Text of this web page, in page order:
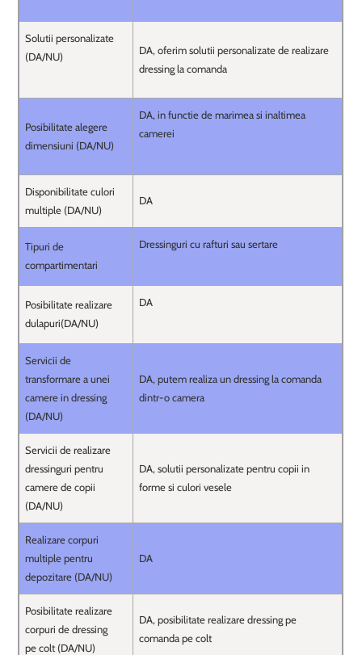
Solutii personalizate
(DA/NU)
DA, oferim solutii personalizate de realizare
dressing la comanda
Posibilitate alegere
dimensiuni (DA/NU)
DA, in functie de marimea si inaltimea
camerei
Disponibilitate culori
multiple (DA/NU)
DA
Tipuri de
compartimentari
Dressinguri cu rafturi sau sertare
Posibilitate realizare
dulapuri(DA/NU)
DA
Servicii de
transformare a unei
camere in dressing
(DA/NU)
DA, putem realiza un dressing la comanda
dintr-o camera
Servicii de realizare
dressinguri pentru
camere de copii
(DA/NU)
DA, solutii personalizate pentru copii in
forme si culori vesele
Realizare corpuri
multiple pentru
depozitare (DA/NU)
DA
Posibilitate realizare
corpuri de dressing
pe colt (DA/NU)
DA, posibilitate realizare dressing pe
comanda pe colt